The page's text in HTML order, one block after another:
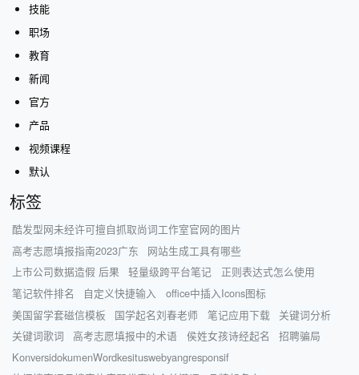
技能
职场
教育
新闻
官方
产品
视频课程
默认
标签
酷发型网未经许可擅自抓取尚词工作室官网的图片
高考志愿填报指南2023广东
网站生成工具有哪些
上市公司数据造假 后果
轻量级跨平台笔记
正则表达式怎么使用
笔记软件排名
自定义快捷输入
office中插入Icons图标
美国留学套磁信模板
国学起名刘春老师 笔记应用下载
关键词分析
关键词歌词
高考志愿填报中的术语 侯姓女孩诗经起名
招聘骗局
KonversidokumenWordkesituswebyangresponsif